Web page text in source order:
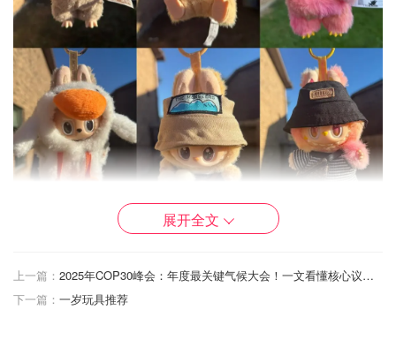
戳戳，蹲几小时抢拉布布。
展开全文
上一篇：
2025年COP30峰会：年度最关键气候大会！一文看懂核心议题、主要挑战
下一篇： 一岁玩具推荐